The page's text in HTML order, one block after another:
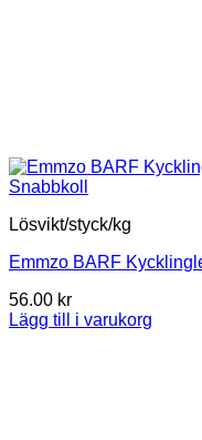
Snabbkoll
Lösvikt/styck/kg
Emmzo BARF
56.00 kr
Lägg till i varukorg